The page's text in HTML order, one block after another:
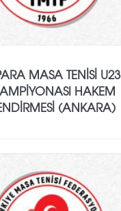
MASA TENISI U23
HAKEM
(ANKARA)